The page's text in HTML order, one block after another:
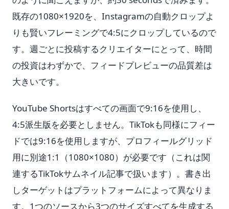
既存の1080×1920を、Instagramの自動クロップよ
りも賢いフレーミングで4:5にクロップしているので
す。週ごとに投稿するクリエイターにとって、時間
の投資はわずかで、フィードプレビューの品質差は
大きいです。
YouTube Shortsはすべての画面で9:16を使用し、
4:5派生版を必要としません。TikTokも同様にフィー
ドでは9:16を使用しますが、プロフィールグリッド
用に別途1:1（1080×1080）が必要です（これは関
連するTikTokサムネイル記事で扱います）。書き出
しターゲットはプラットフォームによって異なりま
す。1つのソースから3つのサイズすべてを生成する